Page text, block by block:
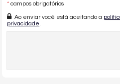
* campos obrigatórios
Ao enviar você está aceitando a
privacidade